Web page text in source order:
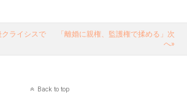
ライシスで
「離婚に親権、監護権で揉める」次
へ»
Back to top